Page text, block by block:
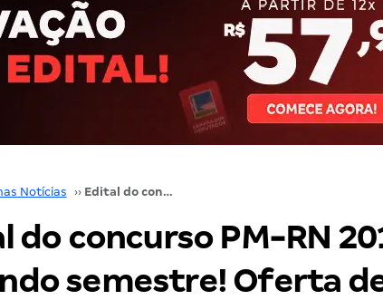
Notícias ›› Edital do concurso PM-RN 2016 sairá no segundo semestre! Oferta de 2 mil vagas e até R$ 7,9 mil!
do concurso PM-RN
semestre! Oferta